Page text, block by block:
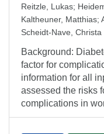
Reitzle, Lukas;
Kaltheuner, Matthias;
Scheidt-Nave, Christa
Background:
factor for
information for all
assessed the risks
complications in